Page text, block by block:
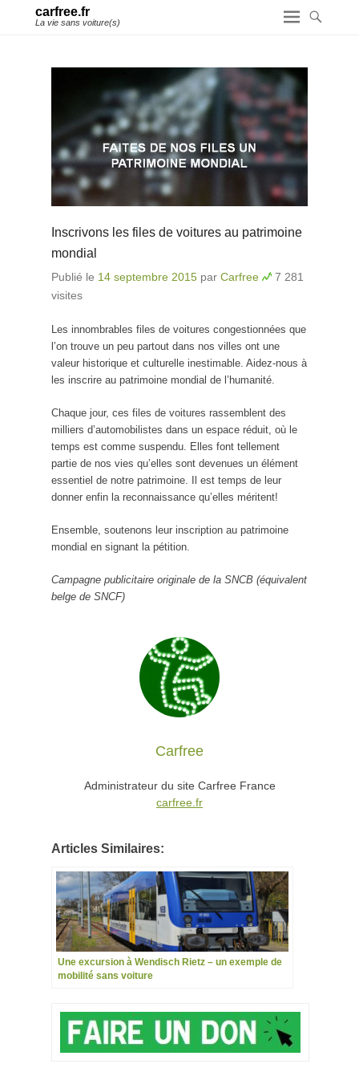
carfree.fr
La vie sans voiture(s)
Inscrivons les files de voitures au patrimoine
mondial
Publié le 14 septembre 2015 par Carfree
7 281
visites
Les innombrables files de voitures congestionnées que
l’on trouve un peu partout dans nos villes ont une
valeur historique et culturelle inestimable. Aidez-nous à
les inscrire au patrimoine mondial de l’humanité.
Chaque jour, ces files de voitures rassemblent des
milliers d’automobilistes dans un espace réduit, où le
temps est comme suspendu. Elles font tellement
partie de nos vies qu’elles sont devenues un élément
essentiel de notre patrimoine. Il est temps de leur
donner enfin la reconnaissance qu’elles méritent!
Ensemble, soutenons leur inscription au patrimoine
mondial en signant la pétition.
Campagne publicitaire originale de la SNCB (équivalent
belge de SNCF)
Carfree
Administrateur du site Carfree France
carfree.fr
Articles Similaires:
Une excursion à Wendisch Rietz – un exemple de
mobilité sans voiture